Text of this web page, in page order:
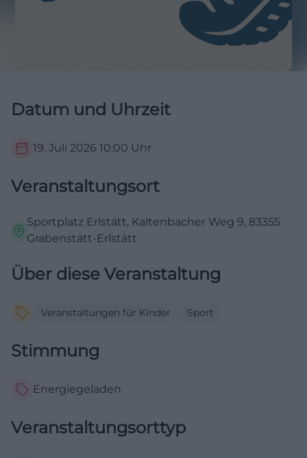
Datum und Uhrzeit
19. Juli 2026 10:00 Uhr
Veranstaltungsort
Sportplatz Erlstätt, Kaltenbacher Weg 9, 83355
Grabenstätt-Erlstätt
Über diese Veranstaltung
Veranstaltungen für Kinder Sport
Stimmung
Energiegeladen
Veranstaltungsorttyp